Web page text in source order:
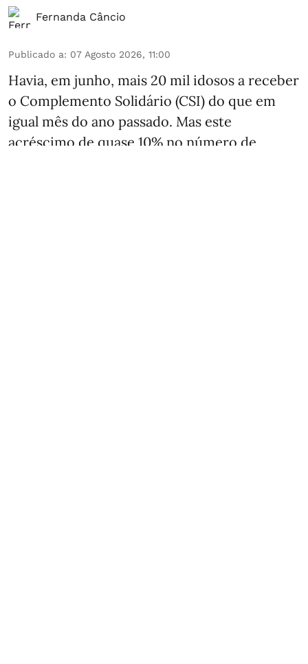
Fernanda Câncio
Publicado a: 07 Agosto 2026, 11:00
Havia, em junho, mais 20 mil idosos a receber
o Complemento Solidário (CSI) do que em
igual mês do ano passado. Mas este
acréscimo de quase 10% no número de